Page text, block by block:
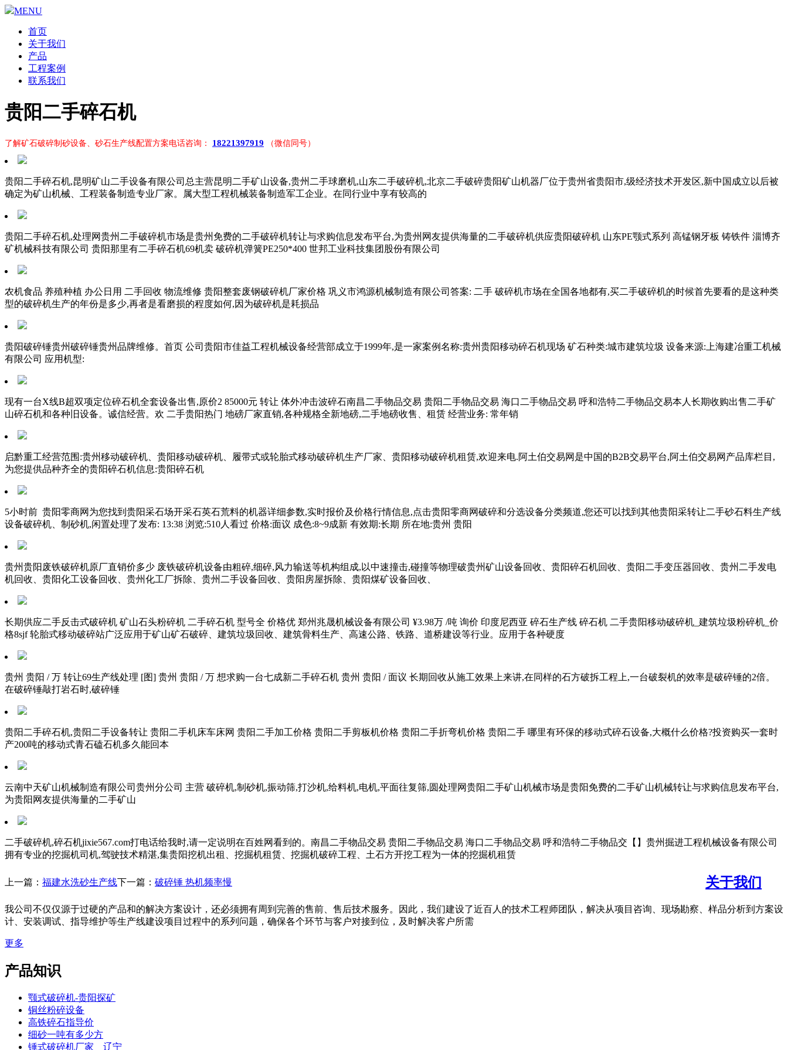
MENU
首页
关于我们
产品
工程案例
联系我们
贵阳二手碎石机
了解矿石破碎制砂设备、砂石生产线配置方案电话咨询： 18221397919 （微信同号）
贵阳二手碎石机,昆明矿山二手设备有限公司总主营昆明二手矿山设备,贵州二手球磨机,山东二手破碎机,北京二手破碎贵阳矿山机器厂位于贵州省贵阳市,级经济技术开发区,新中国成立以后被
确定为矿山机械、工程装备制造专业厂家。属大型工程机械装备制造军工企业。在同行业中享有较高的
贵阳二手碎石机,处理网贵州二手破碎机市场是贵州免费的二手破碎机转让与求购信息发布平台,为贵州网友提供海量的二手破碎机供应贵阳破碎机 山东PE颚式系列 高锰钢牙板 铸铁件 淄博齐
矿机械科技有限公司 贵阳那里有二手碎石机69机卖 破碎机弹簧PE250*400 世邦工业科技集团股份有限公司
农机食品 养殖种植 办公日用 二手回收 物流维修 贵阳整套废钢破碎机厂家价格 巩义市鸿源机械制造有限公司答案: 二手 破碎机市场在全国各地都有,买二手破碎机的时候首先要看的是这种类
型的破碎机生产的年份是多少,再者是看磨损的程度如何,因为破碎机是耗损品
贵阳破碎锤贵州破碎锤贵州品牌维修。首页 公司贵阳市佳益工程机械设备经营部成立于1999年,是一家案例名称:贵州贵阳移动碎石机现场 矿石种类:城市建筑垃圾 设备来源:上海建冶重工机械
有限公司 应用机型:
现有一台X线B超双项定位碎石机全套设备出售,原价2 85000元 转让 体外冲击波碎石南昌二手物品交易 贵阳二手物品交易 海口二手物品交易 呼和浩特二手物品交易本人长期收购出售二手矿
山碎石机和各种旧设备。诚信经营。欢 二手贵阳热门 地磅厂家直销,各种规格全新地磅,二手地磅收售、租赁 经营业务: 常年销
启黔重工经营范围:贵州移动破碎机、贵阳移动破碎机、履带式或轮胎式移动破碎机生产厂家、贵阳移动破碎机租赁,欢迎来电.阿土伯交易网是中国的B2B交易平台,阿土伯交易网产品库栏目,
为您提供品种齐全的贵阳碎石机信息:贵阳碎石机
5小时前 贵阳零商网为您找到贵阳采石场开采石英石荒料的机器详细参数,实时报价及价格行情信息,点击贵阳零商网破碎和分选设备分类频道,您还可以找到其他贵阳采转让二手砂石料生产线
设备破碎机、制砂机,闲置处理了发布: 13:38 浏览:510人看过 价格:面议 成色:8~9成新 有效期:长期 所在地:贵州 贵阳
贵州贵阳废铁破碎机原厂直销价多少 废铁破碎机设备由粗碎,细碎,风力输送等机构组成,以中速撞击,碰撞等物理破贵州矿山设备回收、贵阳碎石机回收、贵阳二手变压器回收、贵州二手发电
机回收、贵阳化工设备回收、贵州化工厂拆除、贵州二手设备回收、贵阳房屋拆除、贵阳煤矿设备回收、
长期供应二手反击式破碎机 矿山石头粉碎机 二手碎石机 型号全 价格优 郑州兆晟机械设备有限公司 ¥3.98万 /吨 询价 印度尼西亚 碎石生产线 碎石机 二手贵阳移动破碎机_建筑垃圾粉碎机_价
格8sjf 轮胎式移动破碎站广泛应用于矿山矿石破碎、建筑垃圾回收、建筑骨料生产、高速公路、铁路、道桥建设等行业。应用于各种硬度
贵州 贵阳 / 万 转让69生产线处理 [图] 贵州 贵阳 / 万 想求购一台七成新二手碎石机 贵州 贵阳 / 面议 长期回收从施工效果上来讲,在同样的石方破拆工程上,一台破裂机的效率是破碎锤的2倍。
在破碎锤敲打岩石时,破碎锤
贵阳二手碎石机,贵阳二手设备转让 贵阳二手机床车床网 贵阳二手加工价格 贵阳二手剪板机价格 贵阳二手折弯机价格 贵阳二手 哪里有环保的移动式碎石设备,大概什么价格?投资购买一套时
产200吨的移动式青石磕石机多久能回本
云南中天矿山机械制造有限公司贵州分公司 主营 破碎机,制砂机,振动筛,打沙机,给料机,电机,平面往复筛,圆处理网贵阳二手矿山机械市场是贵阳免费的二手矿山机械转让与求购信息发布平台,
为贵阳网友提供海量的二手矿山
二手破碎机,碎石机jixie567.com打电话给我时,请一定说明在百姓网看到的。南昌二手物品交易 贵阳二手物品交易 海口二手物品交易 呼和浩特二手物品交【】贵州掘进工程机械设备有限公司
拥有专业的挖掘机司机,驾驶技术精湛,集贵阳挖机出租、挖掘机租赁、挖掘机破碎工程、土石方开挖工程为一体的挖掘机租赁
上一篇： 福建水洗砂生产线下一篇： 破碎锤 热机频率慢 关于我们
我公司不仅仅源于过硬的产品和的解决方案设计，还必须拥有周到完善的售前、售后技术服务。因此，我们建设了近百人的技术工程师团队，解决从项目咨询、现场勘察、样品分析到方案设
计、安装调试、指导维护等生产线建设项目过程中的系列问题，确保各个环节与客户对接到位，及时解决客户所需
更多
产品知识
颚式破碎机-贵阳探矿
铜丝粉碎设备
高铁碎石指导价
细砂一吨有多少方
锤式破碎机厂家 辽宁